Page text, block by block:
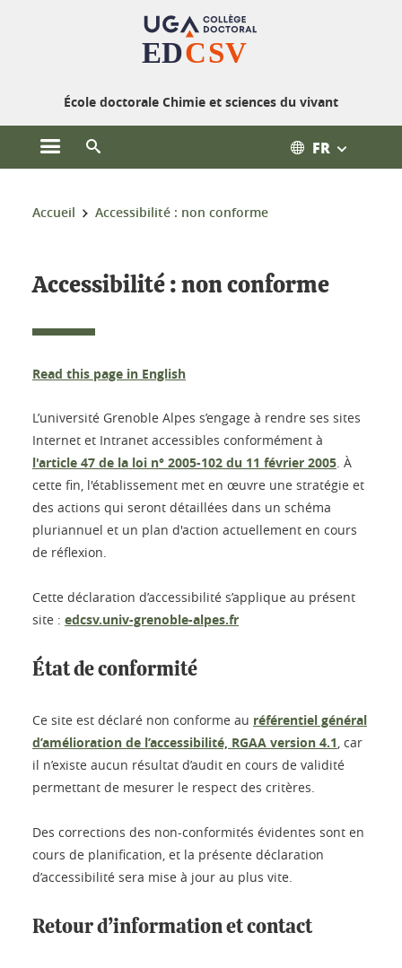
École doctorale Chimie et sciences du vivant
Ouvrir le menu principal FR
Vous êtes ici :
Accueil Accessibilité : non conforme
Accessibilité : non conforme
Read this page in English
L’université Grenoble Alpes s’engage à rendre ses sites
Internet et Intranet accessibles conformément à
l'article 47 de la loi n° 2005-102 du 11 février 2005. À
cette fin, l'établissement met en œuvre une stratégie et
des actions qui seront détaillées dans un schéma
pluriannuel et un plan d'action actuellement en cours
de réflexion.
Cette déclaration d’accessibilité s’applique au présent
site : edcsv.univ-grenoble-alpes.fr
État de conformité
Ce site est déclaré non conforme au référentiel général
d’amélioration de l’accessibilité, RGAA version 4.1, car
il n’existe aucun résultat d’audit en cours de validité
permettant de mesurer le respect des critères.
Des corrections des non-conformités évidentes sont en
cours de planification, et la présente déclaration
d’accessibilité sera mise à jour au plus vite.
Retour d’information et contact